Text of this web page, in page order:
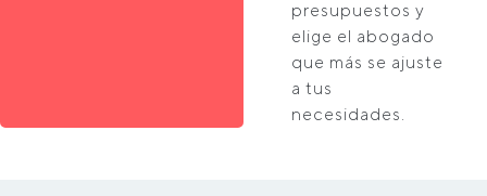
presupuestos y
elige el abogado
que más se ajuste
a tus
necesidades.